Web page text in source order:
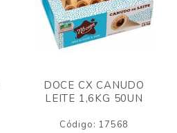
DOCE CX CANUDO
LEITE 1,6KG 50UN
Código: 17568